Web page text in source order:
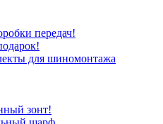
передач!
для шиномонтажа
зонт!